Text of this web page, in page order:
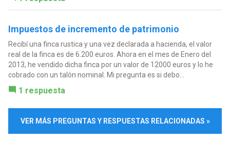
Impuestos de incremento de patrimonio
Recibí una finca rustica y una vez declarada a hacienda, el valor
real de la finca es de 6.200 euros. Ahora en el mes de Enero del
2013, he vendido dicha finca por un valor de 12000 euros y lo he
cobrado con un talón nominal. Mi pregunta es si debo...
1 respuesta
VER MÁS PREGUNTAS Y RESPUESTAS RELACIONADAS »